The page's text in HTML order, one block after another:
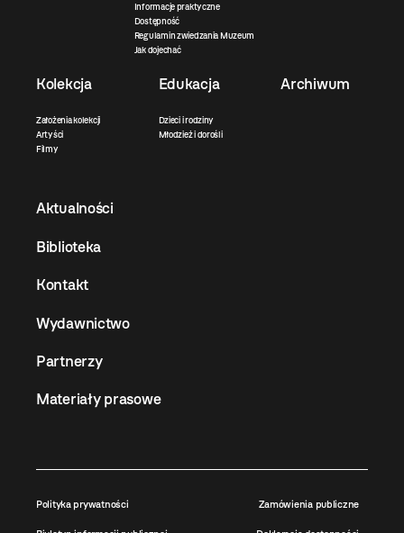
Informacje praktyczne
Dostępność
Regulamin zwiedzania Muzeum
Jak dojechać
Kolekcja
Założenia kolekcji
Artyści
Filmy
Edukacja
Dzieci i rodziny
Młodzież i dorośli
Archiwum
Aktualności
Biblioteka
Kontakt
Wydawnictwo
Partnerzy
Materiały prasowe
Polityka prywatności Zamówienia publiczne